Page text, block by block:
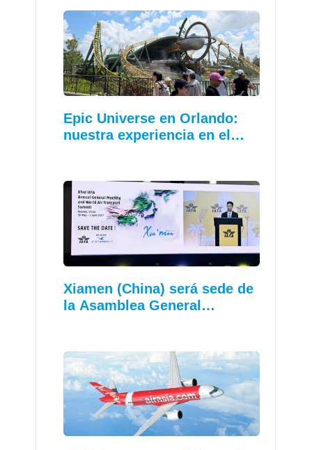
Epic Universe en Orlando:
nuestra experiencia en el…
Xiamen (China) será sede de
la Asamblea General…